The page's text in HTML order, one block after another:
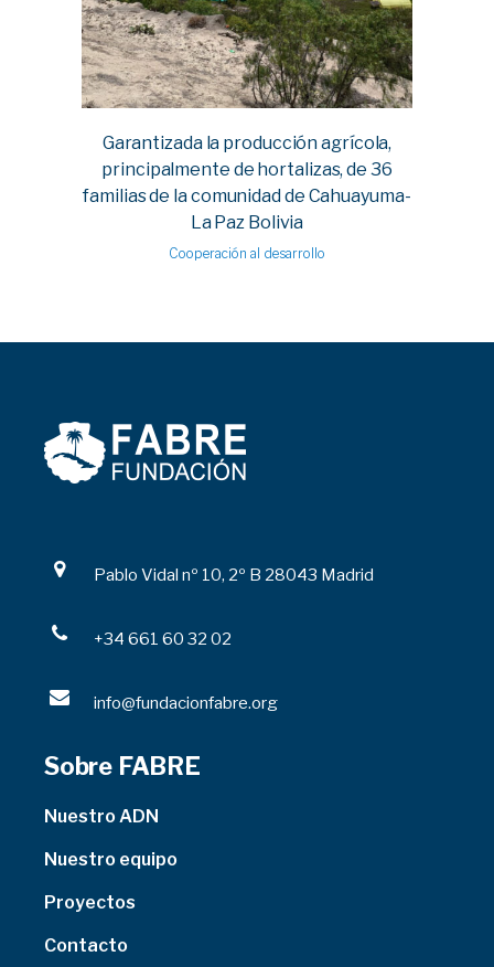
Garantizada la producción agrícola,
principalmente de hortalizas, de 36
familias de la comunidad de Cahuayuma-
La Paz Bolivia
Cooperación al desarrollo
Pablo Vidal nº 10, 2º B 28043 Madrid
+34 661 60 32 02
info@fundacionfabre.org
Sobre FABRE
Nuestro ADN
Nuestro equipo
Proyectos
Contacto